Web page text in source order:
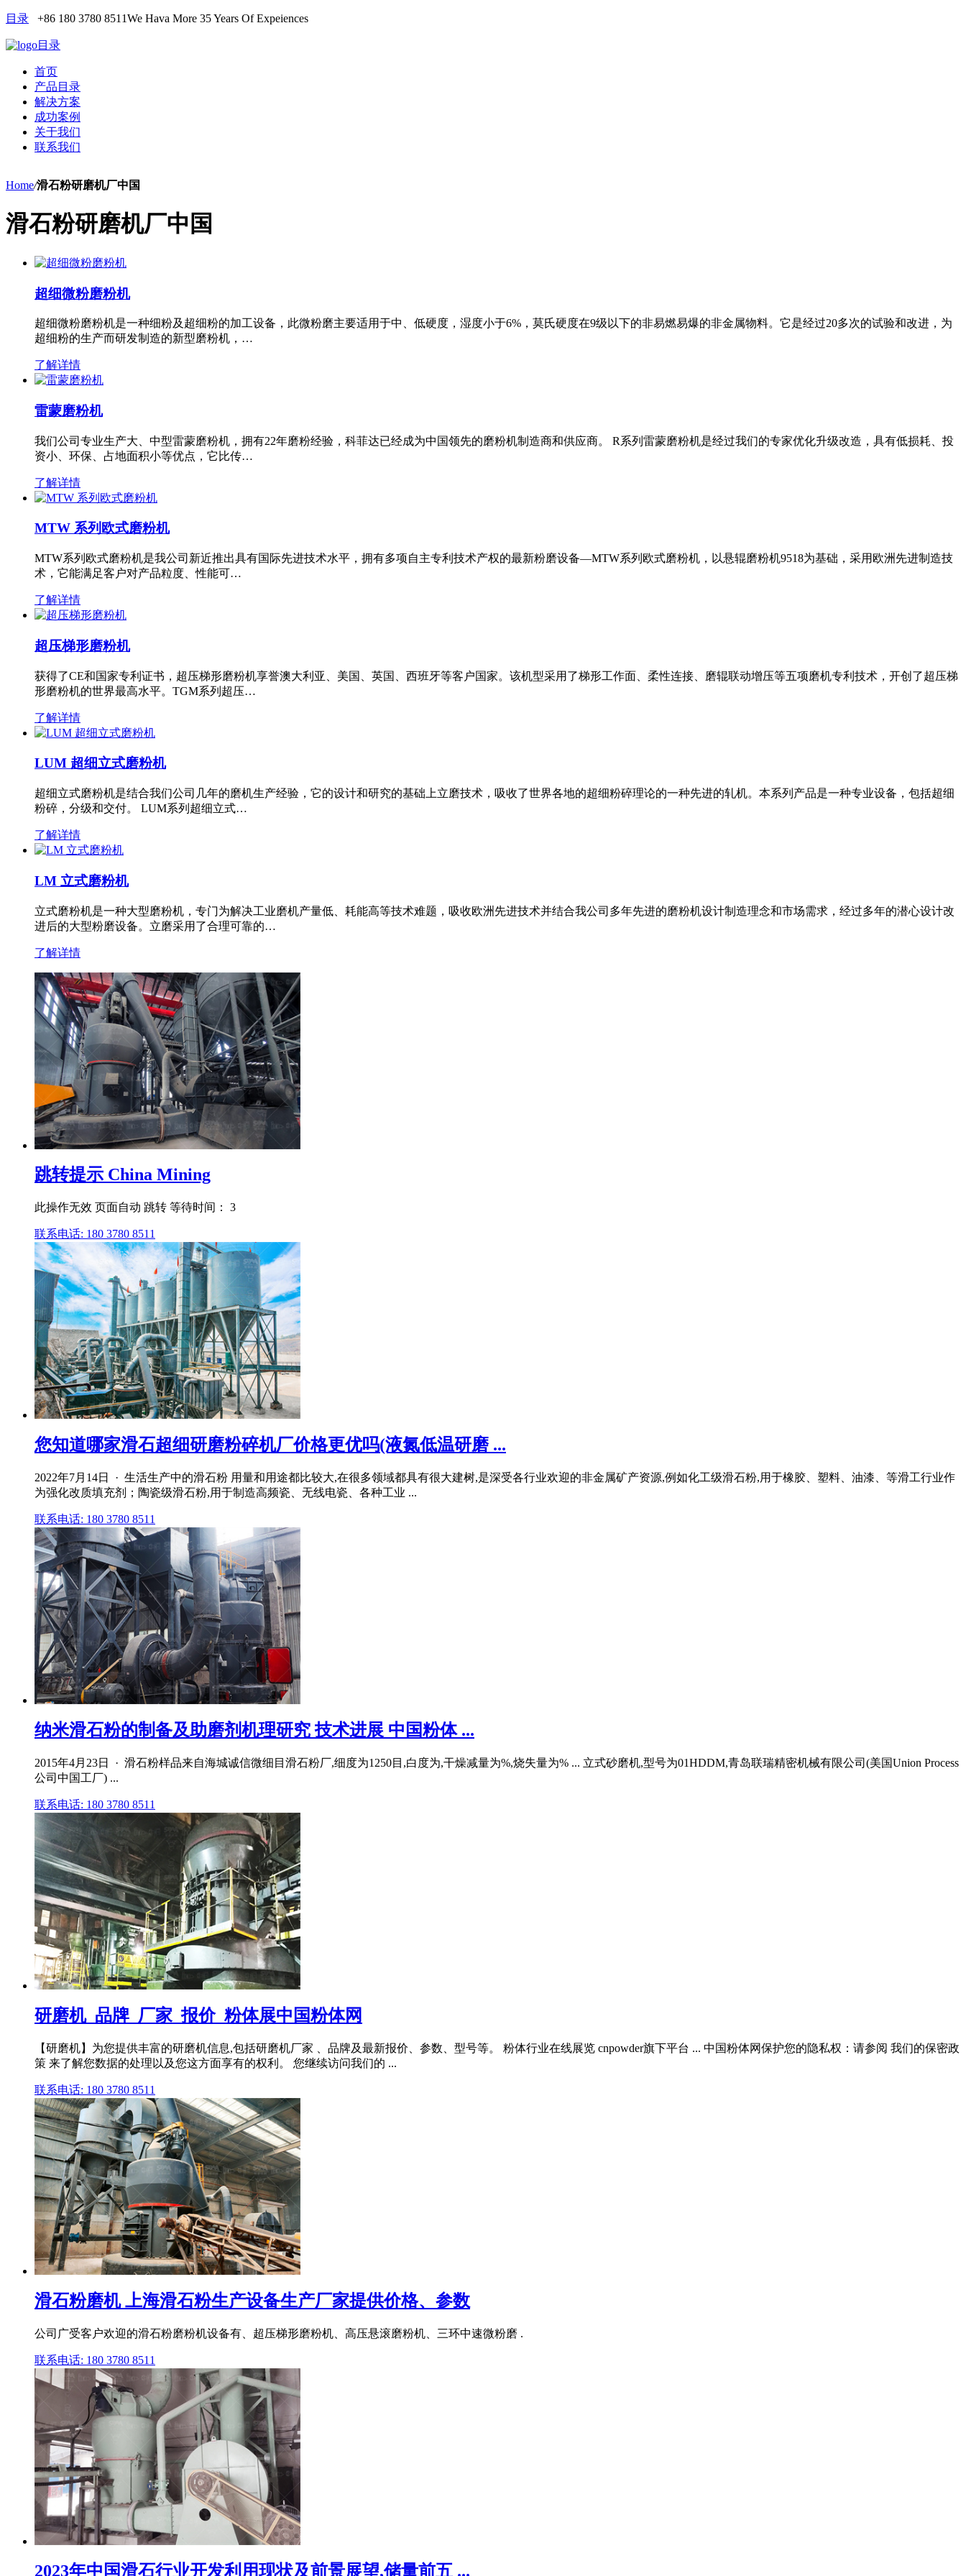
目录 +86 180 3780 8511We Hava More 35 Years Of Expeiences
目录
首页
产品目录
解决方案
成功案例
关于我们
联系我们
Home/滑石粉研磨机厂中国
滑石粉研磨机厂中国
超细微粉磨粉机
超细微粉磨粉机是一种细粉及超细粉的加工设备，此微粉磨主要适用于中、低硬度，湿度小于6%，莫氏硬度在9级以下的非易燃易爆的非金属物料。它是经过20多次的试验和改进，为
超细粉的生产而研发制造的新型磨粉机，…
了解详情
雷蒙磨粉机
我们公司专业生产大、中型雷蒙磨粉机，拥有22年磨粉经验，科菲达已经成为中国领先的磨粉机制造商和供应商。 R系列雷蒙磨粉机是经过我们的专家优化升级改造，具有低损耗、投
资小、环保、占地面积小等优点，它比传…
了解详情
MTW 系列欧式磨粉机
MTW系列欧式磨粉机是我公司新近推出具有国际先进技术水平，拥有多项自主专利技术产权的最新粉磨设备—MTW系列欧式磨粉机，以悬辊磨粉机9518为基础，采用欧洲先进制造技
术，它能满足客户对产品粒度、性能可…
了解详情
超压梯形磨粉机
获得了CE和国家专利证书，超压梯形磨粉机享誉澳大利亚、美国、英国、西班牙等客户国家。该机型采用了梯形工作面、柔性连接、磨辊联动增压等五项磨机专利技术，开创了超压梯
形磨粉机的世界最高水平。TGM系列超压…
了解详情
LUM 超细立式磨粉机
超细立式磨粉机是结合我们公司几年的磨机生产经验，它的设计和研究的基础上立磨技术，吸收了世界各地的超细粉碎理论的一种先进的轧机。本系列产品是一种专业设备，包括超细
粉碎，分级和交付。 LUM系列超细立式…
了解详情
LM 立式磨粉机
立式磨粉机是一种大型磨粉机，专门为解决工业磨机产量低、耗能高等技术难题，吸收欧洲先进技术并结合我公司多年先进的磨粉机设计制造理念和市场需求，经过多年的潜心设计改
进后的大型粉磨设备。立磨采用了合理可靠的…
了解详情
跳转提示 China Mining
此操作无效 页面自动 跳转 等待时间： 3
联系电话: 180 3780 8511
您知道哪家滑石超细研磨粉碎机厂价格更优吗(液氮低温研磨 ...
2022年7月14日 · 生活生产中的滑石粉 用量和用途都比较大,在很多领域都具有很大建树,是深受各行业欢迎的非金属矿产资源,例如化工级滑石粉,用于橡胶、塑料、油漆、等滑工行业作
为强化改质填充剂；陶瓷级滑石粉,用于制造高频瓷、无线电瓷、各种工业 ...
联系电话: 180 3780 8511
纳米滑石粉的制备及助磨剂机理研究 技术进展 中国粉体 ...
2015年4月23日 · 滑石粉样品来自海城诚信微细目滑石粉厂,细度为1250目,白度为,干燥减量为%,烧失量为% ... 立式砂磨机,型号为01HDDM,青岛联瑞精密机械有限公司(美国Union Process
公司中国工厂) ...
联系电话: 180 3780 8511
研磨机_品牌_厂家_报价_粉体展中国粉体网
【研磨机】为您提供丰富的研磨机信息,包括研磨机厂家 、品牌及最新报价、参数、型号等。 粉体行业在线展览 cnpowder旗下平台 ... 中国粉体网保护您的隐私权：请参阅 我们的保密政
策 来了解您数据的处理以及您这方面享有的权利。 您继续访问我们的 ...
联系电话: 180 3780 8511
滑石粉磨机 上海滑石粉生产设备生产厂家提供价格、参数
公司广受客户欢迎的滑石粉磨粉机设备有、超压梯形磨粉机、高压悬滚磨粉机、三环中速微粉磨 .
联系电话: 180 3780 8511
2023年中国滑石行业开发利用现状及前景展望,储量前五 ...